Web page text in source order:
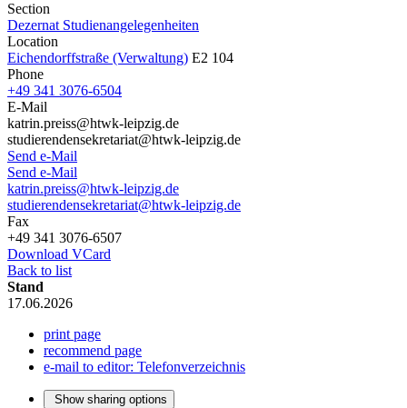
Section
Dezernat Studienangelegenheiten
Location
Eichendorffstraße (Verwaltung) E2 104
Phone
+49 341 3076-6504
E-Mail
katrin.preiss@htwk-leipzig.de
studierendensekretariat@htwk-leipzig.de
Send e-Mail
Send e-Mail
katrin.preiss@htwk-leipzig.de
studierendensekretariat@htwk-leipzig.de
Fax
+49 341 3076-6507
Download VCard
Back to list
Stand
17.06.2026
print page
recommend page
e-mail to editor: Telefonverzeichnis
Show sharing options